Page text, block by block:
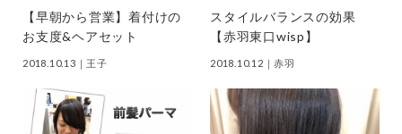
【早朝から営業】着付けの
お支度&ヘアセット
2018.10.13 ｜王子
スタイルバランスの効果
【赤羽東口wisp】
2018.10.12 ｜赤羽